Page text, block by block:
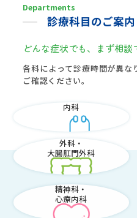
Departments
診療科目のご案内
どんな症状でも、 まず相談
各科によって診療時間が異な
ご確認ください。
内科
外科・
大腸肛門外科
精神科・
心療内科